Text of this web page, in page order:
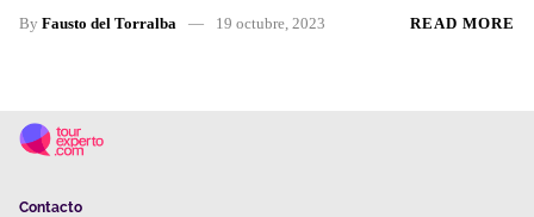
By Fausto del Torralba 19 octubre, 2023 READ MORE
Contacto